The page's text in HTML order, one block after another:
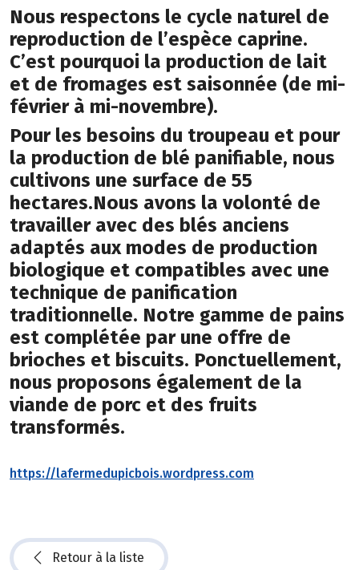
Nous respectons le cycle naturel de
reproduction de l’espèce caprine.
C’est pourquoi la production de lait
et de fromages est saisonnée (de mi-
février à mi-novembre).
Pour les besoins du troupeau et pour
la production de blé panifiable, nous
cultivons une surface de 55
hectares.Nous avons la volonté de
travailler avec des blés anciens
adaptés aux modes de production
biologique et compatibles avec une
technique de panification
traditionnelle. Notre gamme de pains
est complétée par une offre de
brioches et biscuits. Ponctuellement,
nous proposons également de la
viande de porc et des fruits
transformés.
https://lafermedupicbois.wordpress.com
Retour à la liste